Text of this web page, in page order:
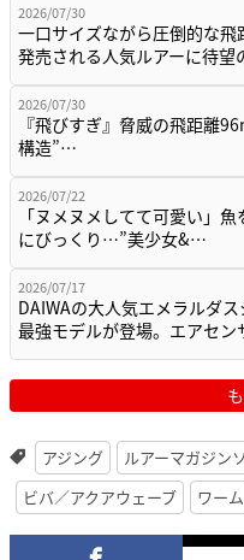
2026/07/30
一口サイズながら圧倒的な飛
発売される人気ルアーに待
2026/07/30
『飛びすぎ』脅威の飛距離
構造”…
2026/07/22
「ヌメヌメしてて可愛い」
にびっくり…”美少女&…
2026/07/17
DAIWAの大人気エメラルダ
最強モデルが登場。エアセ
アジング ルアーマガジン
ビバ／アクアウェーブ
ワーム